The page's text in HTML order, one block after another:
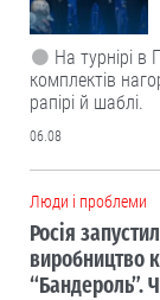
На турнірі в
комплектів
рапірі й шаблі.
06.08
Люди і проблеми
Росія
виробництво
“Бандероль”.